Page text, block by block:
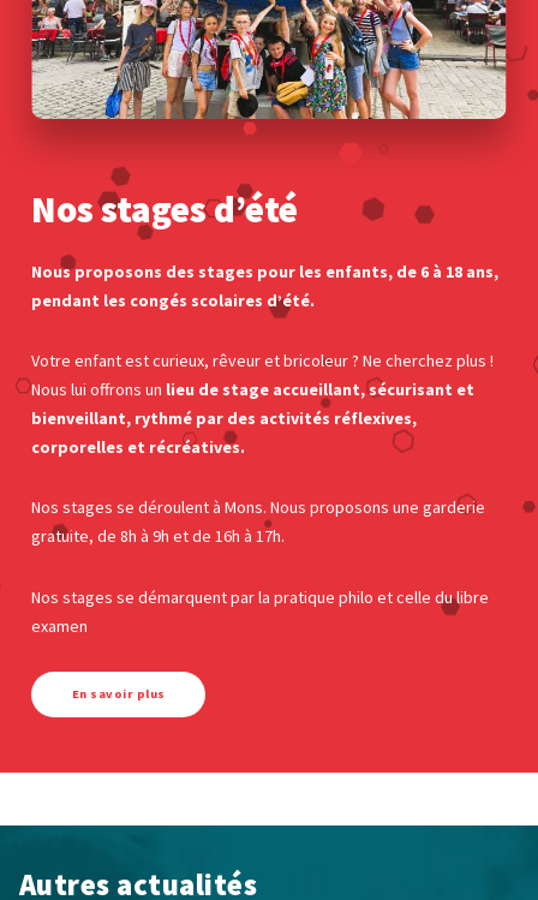
Nos stages d’été
Nous proposons des stages pour les enfants, de 6 à 18 ans,
pendant les congés scolaires d’été.
Votre enfant est curieux, rêveur et bricoleur ? Ne cherchez plus !
Nous lui offrons un lieu de stage accueillant, sécurisant et
bienveillant, rythmé par des activités réflexives,
corporelles et récréatives.
Nos stages se déroulent à Mons. Nous proposons une garderie
gratuite, de 8h à 9h et de 16h à 17h.
Nos stages se démarquent par la pratique philo et celle du libre
examen
En savoir plus
Autres actualités